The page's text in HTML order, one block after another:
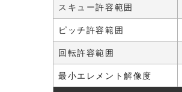
スキュー許容範囲
ピッチ許容範囲
回転許容範囲
最小エレメント解像度